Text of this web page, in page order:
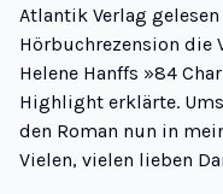
Atlantik Verlag
Hörbuchrezension die
Helene Hanffs »84
Highlight erklärte.
den Roman nun in
Vielen, vielen lieben